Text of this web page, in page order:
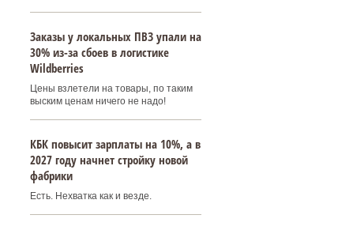
Заказы у локальных ПВЗ упали на
30% из-за сбоев в логистике
Wildberries
Цены взлетели на товары, по таким
выским ценам ничего не надо!
КБК повысит зарплаты на 10%, а в
2027 году начнет стройку новой
фабрики
Есть. Нехватка как и везде.